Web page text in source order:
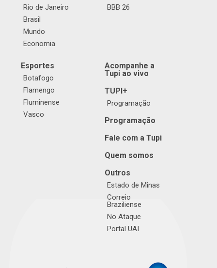
Rio de Janeiro
Brasil
Mundo
Economia
BBB 26
Esportes
Botafogo
Flamengo
Fluminense
Vasco
Acompanhe a
Tupi ao vivo
TUPI+
Programação
Programação
Fale com a Tupi
Quem somos
Outros
Estado de Minas
Correio
Braziliense
No Ataque
Portal UAI